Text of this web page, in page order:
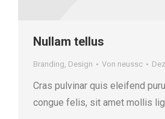
Nullam tellus
Branding, Design Von neussc
Cras pulvinar quis eleifend
congue felis, sit amet mollis